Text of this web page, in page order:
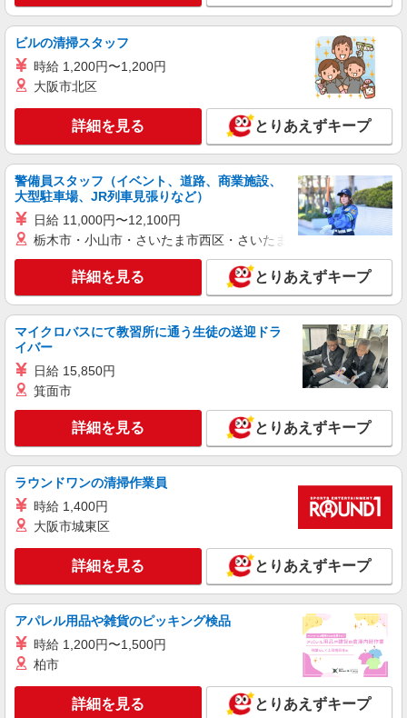
ビルの清掃スタッフ
時給 1,200円〜1,200円
大阪市北区
詳細を見る とりあえずキープ
警備員スタッフ（イベント、道路、商業施設、
大型駐車場、JR列車見張りなど）
日給 11,000円〜12,100円
栃木市・小山市・さいたま市西区・さいたま市岩槻区・久喜市・
詳細を見る とりあえずキープ
マイクロバスにて教習所に通う生徒の送迎ドラ
イバー
日給 15,850円
箕面市
詳細を見る とりあえずキープ
ラウンドワンの清掃作業員
時給 1,400円
大阪市城東区
詳細を見る とりあえずキープ
アパレル用品や雑貨のピッキング検品
時給 1,200円〜1,500円
柏市
詳細を見る とりあえずキープ